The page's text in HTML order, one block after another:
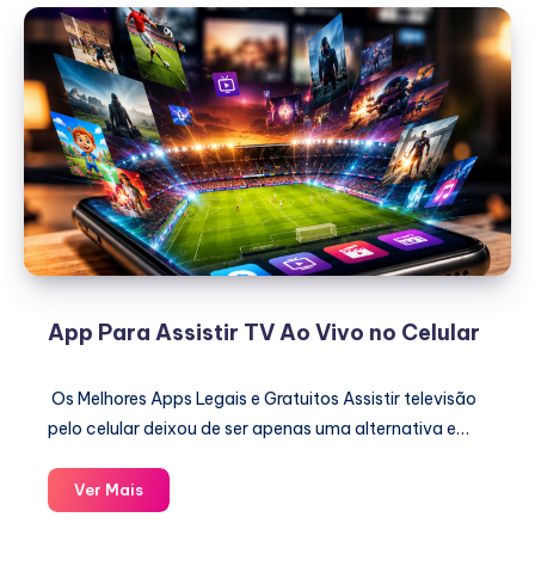
App Para Assistir TV Ao Vivo no Celular
Os Melhores Apps Legais e Gratuitos Assistir televisão
pelo celular deixou de ser apenas uma alternativa e…
Ver MaisApp
Para